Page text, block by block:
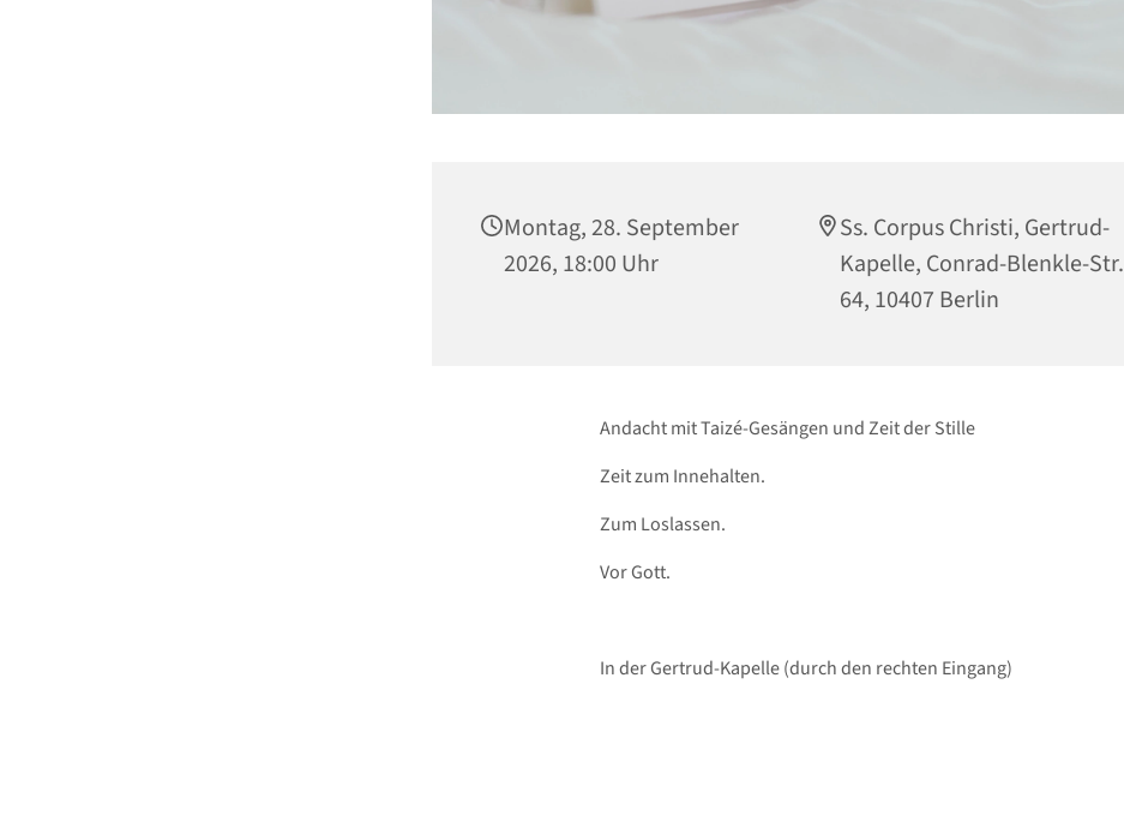
Montag, 28. September
2026, 18:00 Uhr
Ss. Corpus Christi, Gertrud-
Kapelle, Conrad-Blenkle-Str.
64, 10407 Berlin
Andacht mit Taizé-Gesängen und Zeit der Stille
Zeit zum Innehalten.
Zum Loslassen.
Vor Gott.
In der Gertrud-Kapelle (durch den rechten Eingang)